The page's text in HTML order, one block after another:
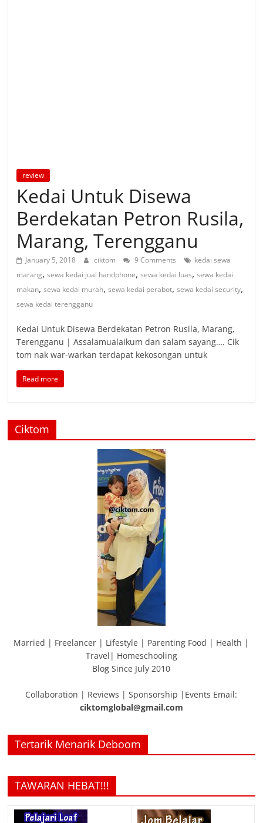
review
Kedai Untuk Disewa
Berdekatan Petron Rusila,
Marang, Terengganu
January 5, 2018 ciktom 9 Comments
kedai sewa
marang,sewa kedai jual handphone,sewa kedai luas,sewa kedai
makan,sewa kedai murah,sewa kedai perabot,sewa kedai security,
sewa kedai terengganu
Kedai Untuk Disewa Berdekatan Petron Rusila, Marang,
Terengganu | Assalamualaikum dan salam sayang…. Cik
tom nak war-warkan terdapat kekosongan untuk
Read more
Ciktom
Married | Freelancer | Lifestyle | Parenting Food | Health |
Travel| Homeschooling
Blog Since July 2010
Collaboration | Reviews | Sponsorship |Events Email:
ciktomglobal@gmail.com
Tertarik Menarik Deboom
TAWARAN HEBAT!!!